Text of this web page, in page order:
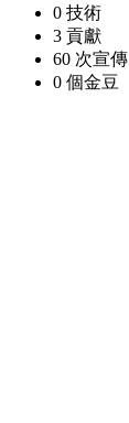
0 技術
3 貢獻
60 次宣傳
0 個金豆